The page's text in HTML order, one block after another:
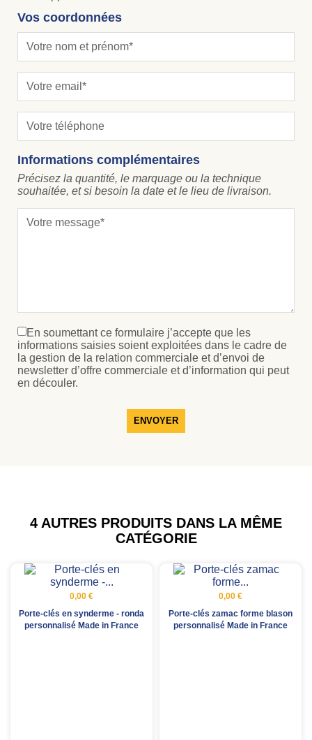
Vos coordonnées
Informations complémentaires
Précisez la quantité, le marquage ou la technique
souhaitée, et si besoin la date et le lieu de livraison.
En soumettant ce formulaire j’accepte que les
informations saisies soient exploitées dans le cadre de
la gestion de la relation commerciale et d’envoi de
newsletter d’offre commerciale et d’information qui peut
en découler.
ENVOYER
4 AUTRES PRODUITS DANS LA MÊME
CATÉGORIE
0,00 €
Porte-clés en synderme - ronda
personnalisé Made in France
0,00 €
Porte-clés zamac forme blason
personnalisé Made in France